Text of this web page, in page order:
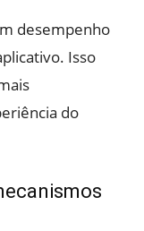
desempenho
Isso
do